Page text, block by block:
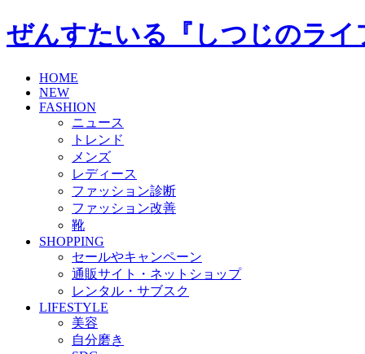
ぜんすたいる『しつじのラ
HOME
NEW
FASHION
ニュース
トレンド
メンズ
レディース
ファッション診断
ファッション改善
靴
SHOPPING
セールやキャンペーン
通販サイト・ネットショップ
レンタル・サブスク
LIFESTYLE
美容
自分磨き